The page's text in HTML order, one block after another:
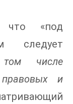
что «под
следует
числе
правовых и